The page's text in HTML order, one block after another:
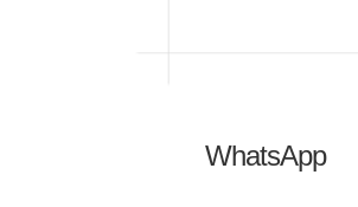
WhatsApp